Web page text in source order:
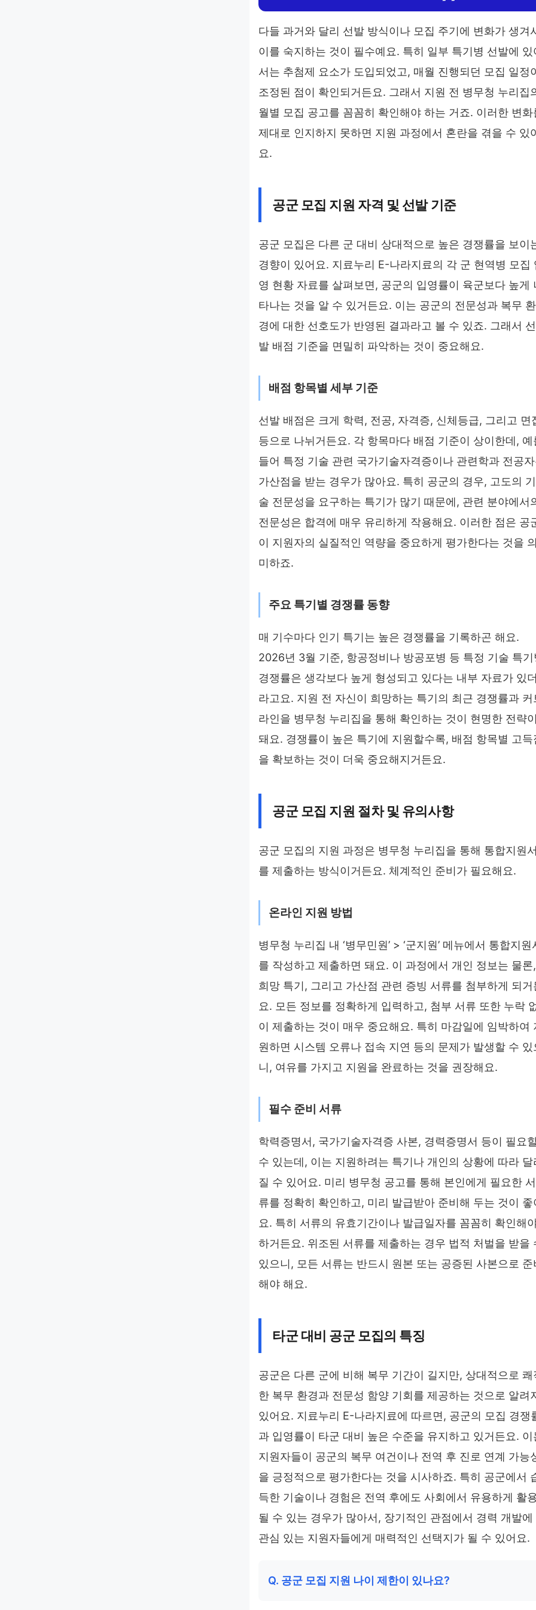
다들 과거와 달리 선발 방식이나 모집 주기에 변화가 생겨
이를 숙지하는 것이 필수예요. 특히 일부 특기병 선발에 있
서는 추첨제 요소가 도입되었고, 매월 진행되던 모집 일정
조정된 점이 확인되거든요. 그래서 지원 전 병무청 누리집
월별 모집 공고를 꼼꼼히 확인해야 하는 거죠. 이러한 변화
제대로 인지하지 못하면 지원 과정에서 혼란을 겪을 수 있
요.
공군 모집 지원 자격 및 선발 기준
공군 모집은 다른 군 대비 상대적으로 높은 경쟁률을 보이
경향이 있어요. 지료누리 E-나라지료의 각 군 현역병 모집
영 현황 자료를 살펴보면, 공군의 입영률이 육군보다 높게
타나는 것을 알 수 있거든요. 이는 공군의 전문성과 복무 환
경에 대한 선호도가 반영된 결과라고 볼 수 있죠. 그래서 선
발 배점 기준을 면밀히 파악하는 것이 중요해요.
배점 항목별 세부 기준
선발 배점은 크게 학력, 전공, 자격증, 신체등급, 그리고 면
등으로 나뉘거든요. 각 항목마다 배점 기준이 상이한데, 예
들어 특정 기술 관련 국가기술자격증이나 관련학과 전공
가산점을 받는 경우가 많아요. 특히 공군의 경우, 고도의 기
술 전문성을 요구하는 특기가 많기 때문에, 관련 분야에서
전문성은 합격에 매우 유리하게 작용해요. 이러한 점은 공
이 지원자의 실질적인 역량을 중요하게 평가한다는 것을 의
미하죠.
주요 특기별 경쟁률 동향
매 기수마다 인기 특기는 높은 경쟁률을 기록하곤 해요.
2026년 3월 기준, 항공정비나 방공포병 등 특정 기술 특기
경쟁률은 생각보다 높게 형성되고 있다는 내부 자료가 있더
라고요. 지원 전 자신이 희망하는 특기의 최근 경쟁률과 커
라인을 병무청 누리집을 통해 확인하는 것이 현명한 전략이
돼요. 경쟁률이 높은 특기에 지원할수록, 배점 항목별 고득
을 확보하는 것이 더욱 중요해지거든요.
공군 모집 지원 절차 및 유의사항
공군 모집의 지원 과정은 병무청 누리집을 통해 통합지원서
를 제출하는 방식이거든요. 체계적인 준비가 필요해요.
온라인 지원 방법
병무청 누리집 내 ‘병무민원’ > ‘군지원’ 메뉴에서 통합지원
를 작성하고 제출하면 돼요. 이 과정에서 개인 정보는 물론,
희망 특기, 그리고 가산점 관련 증빙 서류를 첨부하게 되거
요. 모든 정보를 정확하게 입력하고, 첨부 서류 또한 누락
이 제출하는 것이 매우 중요해요. 특히 마감일에 임박하여
원하면 시스템 오류나 접속 지연 등의 문제가 발생할 수 있
니, 여유를 가지고 지원을 완료하는 것을 권장해요.
필수 준비 서류
학력증명서, 국가기술자격증 사본, 경력증명서 등이 필요
수 있는데, 이는 지원하려는 특기나 개인의 상황에 따라 달
질 수 있어요. 미리 병무청 공고를 통해 본인에게 필요한 서
류를 정확히 확인하고, 미리 발급받아 준비해 두는 것이 좋
요. 특히 서류의 유효기간이나 발급일자를 꼼꼼히 확인해
하거든요. 위조된 서류를 제출하는 경우 법적 처벌을 받을
있으니, 모든 서류는 반드시 원본 또는 공증된 사본으로 준
해야 해요.
타군 대비 공군 모집의 특징
공군은 다른 군에 비해 복무 기간이 길지만, 상대적으로 쾌
한 복무 환경과 전문성 함양 기회를 제공하는 것으로 알려
있어요. 지료누리 E-나라지료에 따르면, 공군의 모집 경쟁
과 입영률이 타군 대비 높은 수준을 유지하고 있거든요. 이
지원자들이 공군의 복무 여건이나 전역 후 진로 연계 가능
을 긍정적으로 평가한다는 것을 시사하죠. 특히 공군에서
득한 기술이나 경험은 전역 후에도 사회에서 유용하게 활
될 수 있는 경우가 많아서, 장기적인 관점에서 경력 개발에
관심 있는 지원자들에게 매력적인 선택지가 될 수 있어요.
Q. 공군 모집 지원 나이 제한이 있나요?